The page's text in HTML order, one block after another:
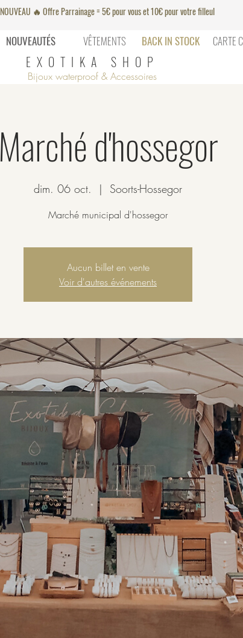
NOUVEAU 🔥 Offre Parrainage = 5€ pour vous et 10€ pour votre filleul
CARTE
EXOTIKA SHOP
Bijoux waterproof & Accessoires
NOUVEAUTÉS VÊTEMENTS BACK IN STOCK
Marché d'hossegor
dim. 06 oct.
  |
Soorts-Hossegor
Marché municipal d'hossegor
Aucun billet en vente
Voir d'autres événements